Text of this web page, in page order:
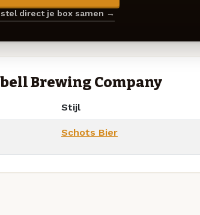
stel direct je box samen →
Brewing Company
Stijl
Schots Bier